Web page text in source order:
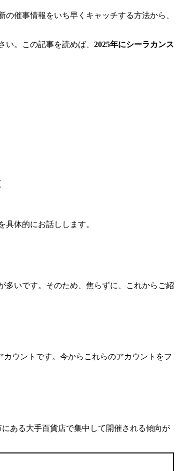
の催事情報をいち早くキャッチする方法から、
。この記事を読めば、 2025年にシーラカンス
体的にお話しします。
多いです。そのため、焦らずに、これからご紹
ウントです。今からこれらのアカウントをフ
ある大手百貨店で集中して開催される傾向が